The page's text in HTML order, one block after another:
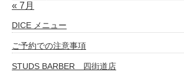
« 7月
DICE メニュー
ご予約での注意事項
STUDS BARBER 四街道店